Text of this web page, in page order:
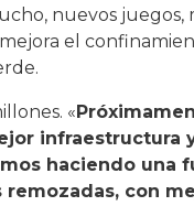
nuevos
el
«
infraestructura
haciendo una
con